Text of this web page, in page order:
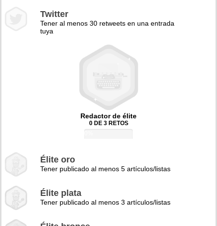
Twitter
Tener al menos 30 retweets en una entrada
tuya
Redactor de élite
0 DE 3 RETOS
Élite oro
Tener publicado al menos 5 artículos/listas
Élite plata
Tener publicado al menos 3 artículos/listas